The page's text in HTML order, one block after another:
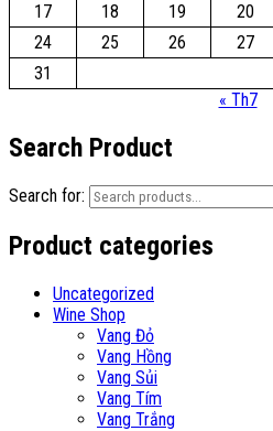
17
18 19 20
24
25 26 27
31
« Th7
Search Product
Search for:
Product categories
Uncategorized
Wine Shop
Vang Đỏ
Vang Hồng
Vang Sủi
Vang Tím
Vang Trắng